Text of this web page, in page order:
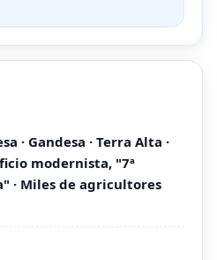
· Gandesa · Terra Alta ·
modernista, "7ª
· Miles de agricultores